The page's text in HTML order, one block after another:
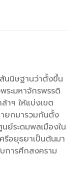
นนิษฐานว่าตั้งขึ้น
ระมหาจักรพรรดิ
าฯ ให้แบ่งเขต
ยกมารวมกันตั้ง
ย์ระดมพลเมืองใน
รีอยุธยาเป็นต้นมา
การศึกสงคราม